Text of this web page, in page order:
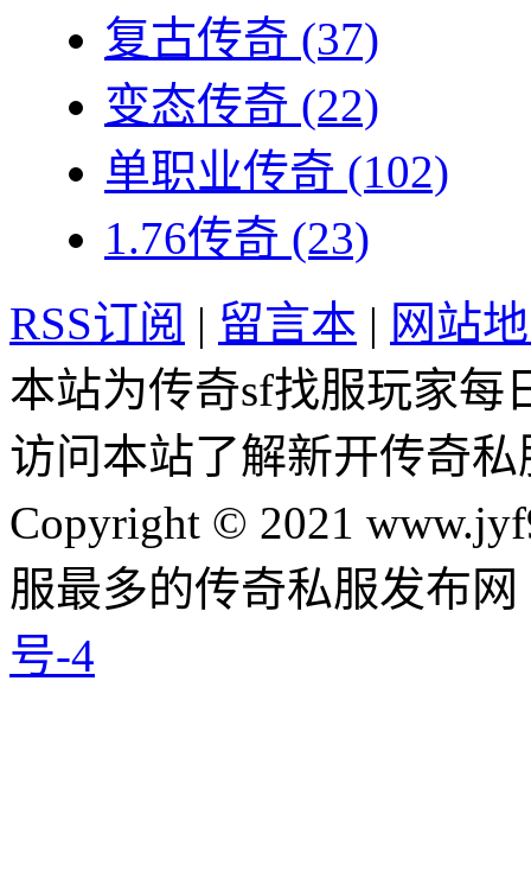
复古传奇 (37)
变态传奇 (22)
单职业传奇 (102)
1.76传奇 (23)
RSS订阅 | 留言本 | 网站
本站为传奇sf找服玩家每
访问本站了解新开传奇
Copyright © 2021
服最多的传奇私服发布
号-4